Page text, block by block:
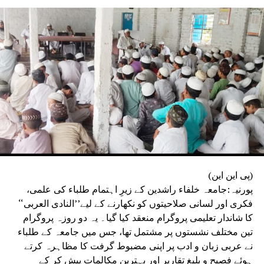
اساتذہ نے اپنے خلاف غیر ضروری دباؤ، بے بنیاد شکایات یا
کارروائی کی کوششوں کا الزام عائد کیا ہے۔ تنظیم نے واضح
کیا کہ یہ مہم صرف مصدقہ حقائق اور دستیاب سرکاری
ریکارڈ کی بنیاد پر چلائی جائے گی۔بہار اسٹیٹ ٹیچرس ایسوسی
ایشن نے دوٹوک انداز میں کہا کہ وہ ہر استاد کے وقار، آزادیٔ
اظہار اور آئینی حقوق کے تحفظ کے لیے ہمیشہ جدوجہد کرتی
رہے گی اور ضرورت پڑنے پر جمہوری اور قانونی طریقوں سے
وسیع پیمانے پر تحریک بھی چلائے گی۔
(پی این این)
پورنیہ:جامعہ خلفاء راشدین کے زیرِ اہتمام طلباء کی علمی،
فکری اور لسانی صلاحیتوں کو نکھارنے کے لیے’’النادی العربی‘‘
کا شاندار تعلیمی پروگرام منعقد کیا گیا۔ یہ دو روزہ پروگرام
تین مختلف نشستوں پر مشتمل تھا، جس میں جامعہ کے طلباء
نے عربی زبان و ادب پر اپنی مضبوط گرفت کا مظاہرہ کرتے
ہوئے فصیح و بلیغ تقاریر اور بہترین مکالمات پیش کر کے